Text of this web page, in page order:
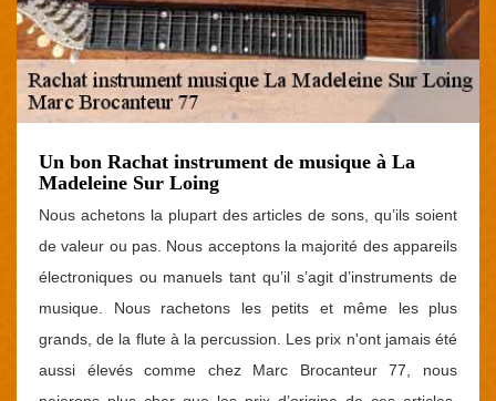
Un bon Rachat instrument de musique à La
Madeleine Sur Loing
Nous achetons la plupart des articles de sons, qu’ils soient
de valeur ou pas. Nous acceptons la majorité des appareils
électroniques ou manuels tant qu’il s’agit d’instruments de
musique. Nous rachetons les petits et même les plus
grands, de la flute à la percussion. Les prix n'ont jamais été
aussi élevés comme chez Marc Brocanteur 77, nous